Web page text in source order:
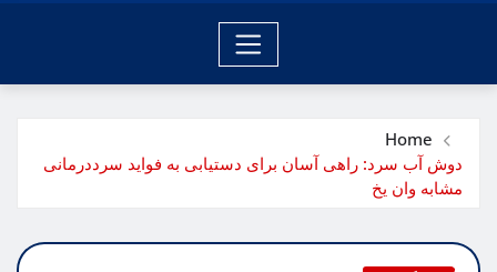
Home
دوش آب سرد: راهی آسان برای دستیابی به فواید سرددرمانی
مشابه وان یخ